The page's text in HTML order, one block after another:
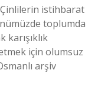
istihbarat
toplumda
karışıklık
için olumsuz
arşiv